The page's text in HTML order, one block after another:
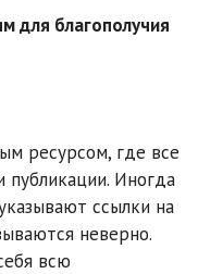
для благополучия
ресурсом, где все
публикации. Иногда
ссылки на
неверно.
всю